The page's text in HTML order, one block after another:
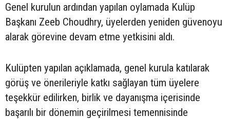
Genel kurulun ardından yapılan oylamada Kulüp
Başkanı Zeeb Choudhry, üyelerden yeniden güvenoyu
alarak görevine devam etme yetkisini aldı.
Kulüpten yapılan açıklamada, genel kurula katılarak
görüş ve önerileriyle katkı sağlayan tüm üyelere
teşekkür edilirken, birlik ve dayanışma içerisinde
başarılı bir dönemin geçirilmesi temennisinde